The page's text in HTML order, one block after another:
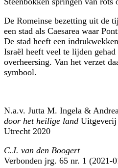
De Romeinse bezetting uit de
een stad als Caesarea waar
De stad heeft een
Israël heeft veel te lijden
overheersing. Van het verzet
symbool.
N.a.v. Jutta M. Ingela &
door het heilige land Uitgeverij
Utrecht 2020
C.J. van den Boogert
Verbonden jrg. 65 nr. 1 (2021-